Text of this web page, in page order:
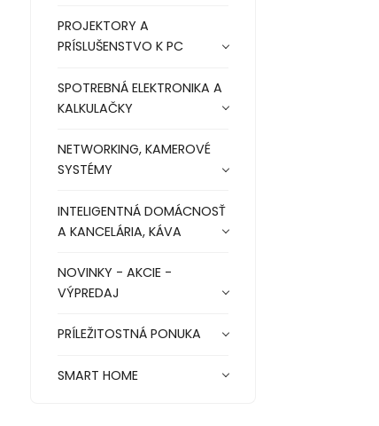
PROJEKTORY A
PRÍSLUŠENSTVO K PC
SPOTREBNÁ ELEKTRONIKA A
KALKULAČKY
NETWORKING, KAMEROVÉ
SYSTÉMY
INTELIGENTNÁ DOMÁCNOSŤ
A KANCELÁRIA, KÁVA
NOVINKY - AKCIE -
VÝPREDAJ
PRÍLEŽITOSTNÁ PONUKA
SMART HOME